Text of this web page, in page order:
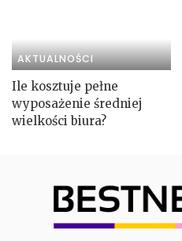
AKTUALNOŚCI
Ile kosztuje pełne
wyposażenie średniej
wielkości biura?